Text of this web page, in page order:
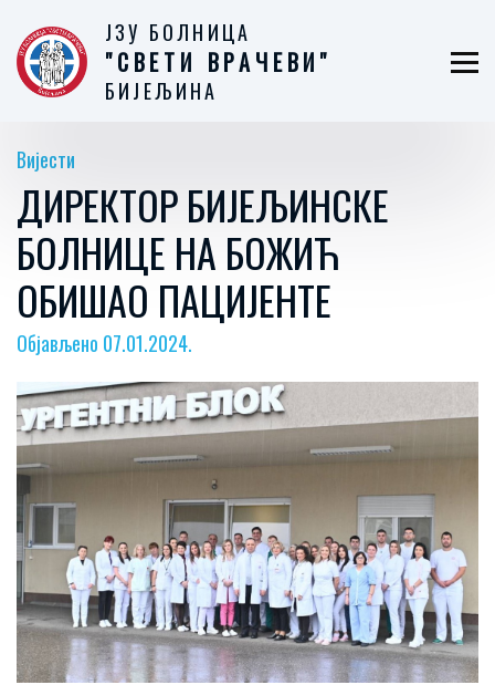
ЈЗУ БОЛНИЦА
"СВЕТИ ВРАЧЕВИ"
БИЈЕЉИНА
Вијести
ДИРЕКТОР БИЈЕЉИНСКЕ
БОЛНИЦЕ НА БОЖИЋ
ОБИШАО ПАЦИЈЕНТЕ
Објављено 07.01.2024.